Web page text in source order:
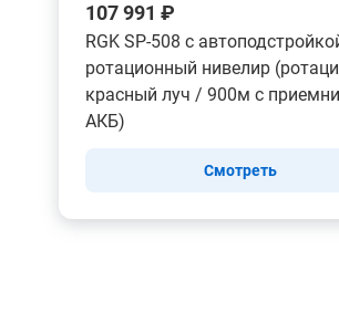
107 991 ₽
RGK SP-508 с
ротационный нивелир
красный луч / 900м с
АКБ)
Смотреть